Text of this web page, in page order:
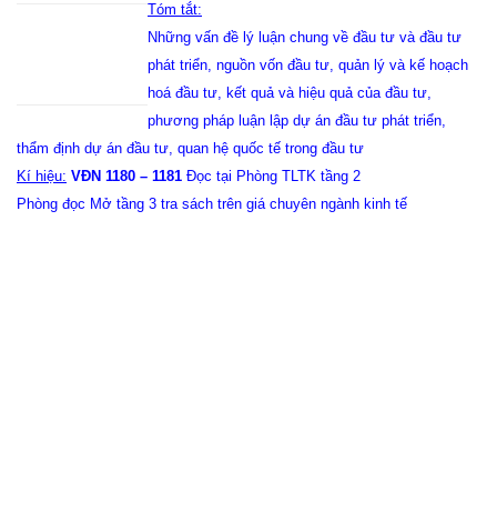
Tóm tắt:
Những vấn đề lý luận chung về đầu tư và đầu tư
phát triển, nguồn vốn đầu tư, quản lý và kế hoạch
hoá đầu tư, kết quả và hiệu quả của đầu tư,
phương pháp luận lập dự án đầu tư phát triển,
thẩm định dự án đầu tư, quan hệ quốc tế trong đầu tư
Kí hiệu: VĐN 1180 – 1181 Đọc tại Phòng TLTK tầng 2
Phòng đọc Mở tầng 3 tra sách trên giá chuyên ngành kinh tế